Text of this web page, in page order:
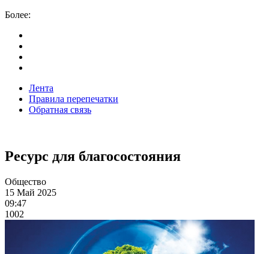
Более:
Лента
Правила перепечатки
Обратная связь
Ресурс для благосостояния
Общество
15 Май 2025
09:47
1002